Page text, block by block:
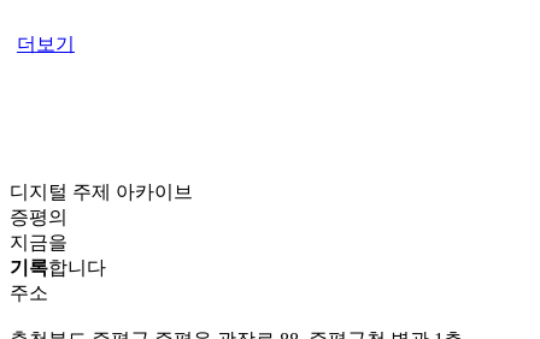
더보기
디지털 주제 아카이브
증평의
지금을
기록합니다
주소